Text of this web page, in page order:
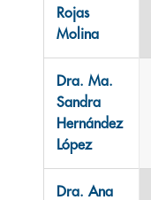
Rojas
Molina
Dra. Ma.
Sandra
Hernández
López
Dra. Ana